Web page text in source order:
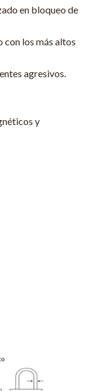
en bloqueo de
con los más altos
agresivos.
y